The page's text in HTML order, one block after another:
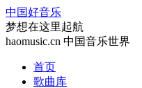
中国好音乐
梦想在这里起航
haomusic.cn 中国音乐世界
首页
歌曲库